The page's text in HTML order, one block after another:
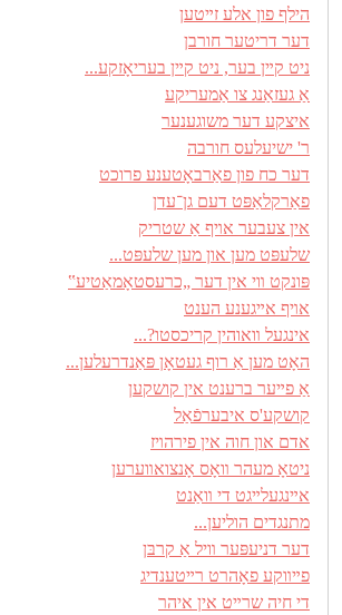
הילף פון אלע זײטען
דער דריטער חורבן
ניט קײן בער, ניט קײן בעריאָזקע...
אַ געזאַנג צו אַמעריקע
איצקע דער משוגענער
ר' ישיעלעס חורבה
דער כח פון פאַרבאָטענע פרוכט
פאַרקלאַפּט דעם גן־עדן
אין צעבער אױף אַ שטריק
שלעפּט מען און מען שלעפּט...
פּונקט װי אין דער „כרעסטאָמאַטיע‟
אױף אײגענע הענט
אינגעל װאוהין קריכסטו?...
האָט מען אַ רוף געטאָן פּאַנדרעלען...
אַ פײער ברענט אין קושקען
קושקע'ס איבערפֿאַל
אדם און חוה אין פירהױז
ניטאָ מעהר װאָס אָנצואװערען
אײנגעלײגט די װאַנט
מתנגדים הוליען...
דער דניעפּער װיל אַ קרבּן
פײװקע פאָהרט רײטענדיג
די חיה שרײט אין איהר